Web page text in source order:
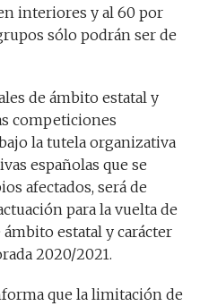
interiores y al 60 por
sólo podrán ser de
de ámbito estatal y
competiciones
la tutela organizativa
españolas que se
afectados, será de
para la vuelta de
estatal y carácter
2020/2021.
que la limitación de